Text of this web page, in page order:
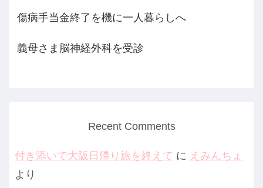
傷病手当金終了を機に一人暮らしへ
義母さま脳神経外科を受診
Recent Comments
付き添いで大阪日帰り旅を終えて に えみんちょ
より